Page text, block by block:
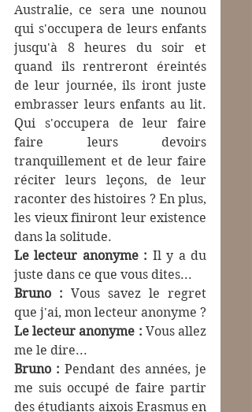
Australie, ce sera une nounou
qui s'occupera de leurs enfants
jusqu'à 8 heures du soir et
quand ils rentreront éreintés
de leur journée, ils iront juste
embrasser leurs enfants au lit.
Qui s'occupera de leur faire
faire leurs devoirs
tranquillement et de leur faire
réciter leurs leçons, de leur
raconter des histoires ? En plus,
les vieux finiront leur existence
dans la solitude.
Le lecteur anonyme : Il y a du
juste dans ce que vous dites...
Bruno : Vous savez le regret
que j'ai, mon lecteur anonyme ?
Le lecteur anonyme : Vous allez
me le dire...
Bruno : Pendant des années, je
me suis occupé de faire partir
des étudiants aixois Erasmus en